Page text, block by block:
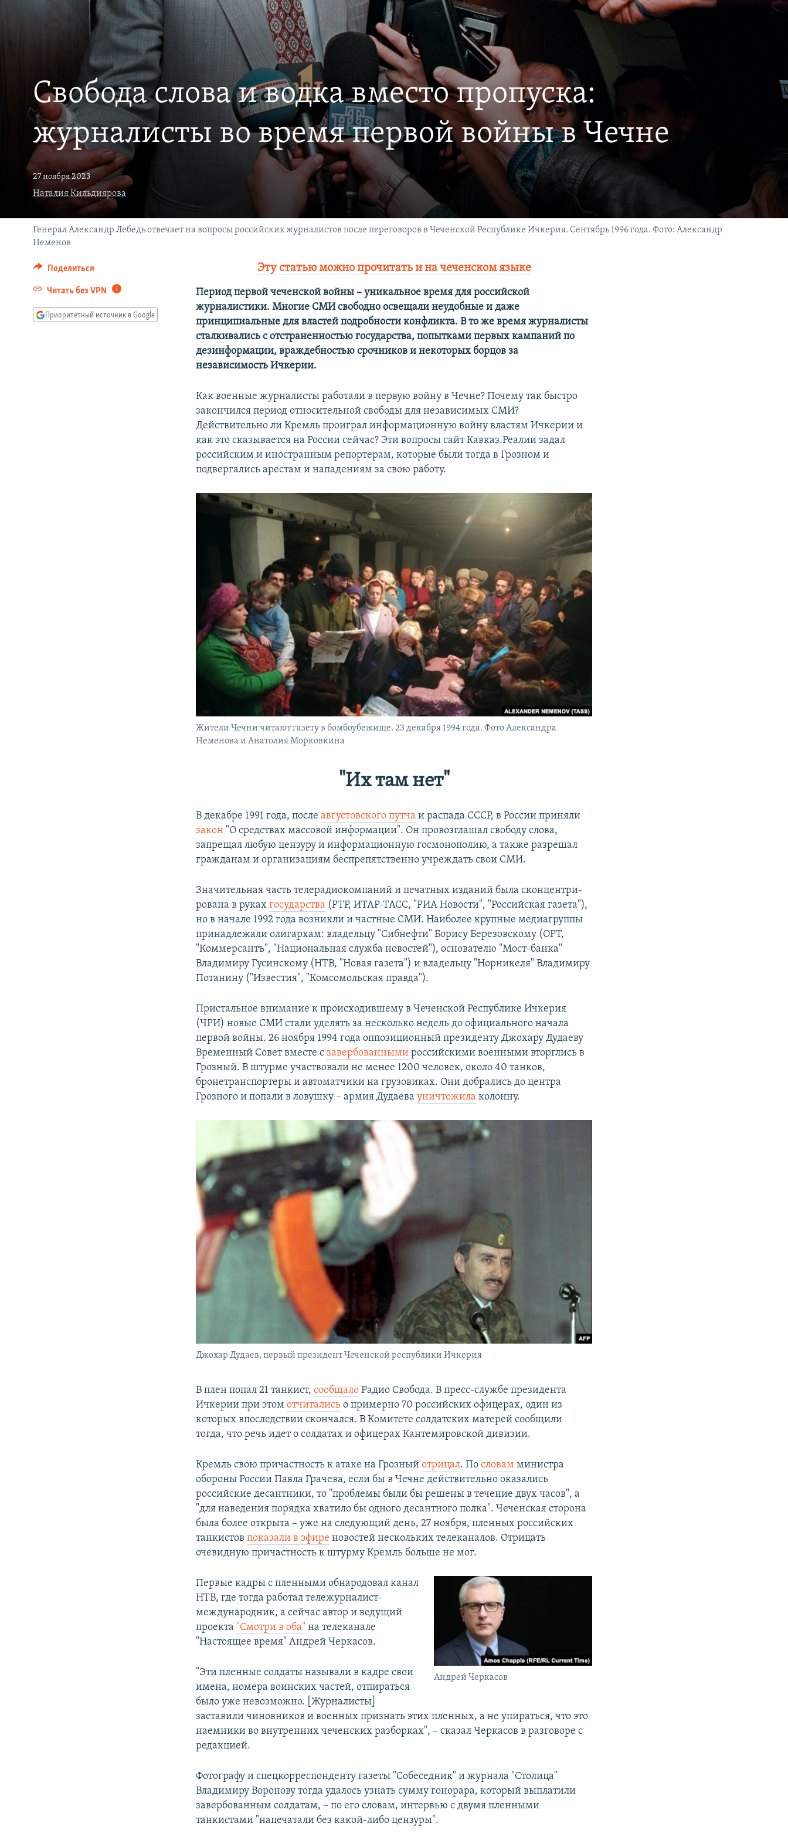
ПОДПИШИТЕСЬ НА РАССЫЛКУ
Свобода слова и водка вместо пропуска:
журналисты во время первой войны в Чечне
27 ноября 2023
Наталия Кильдиярова
Генерал Александр Лебедь отвечает на вопросы российских журналистов после переговоров в Чеченской Республике Ичкерия. Сентябрь 1996 года. Фото: Александр
Неменов
Поделиться
Читать без VPN
Приоритетный источник в Google
Эту статью можно прочитать и на чеченском языке
Период первой чеченской войны – уникальное время для российской
журналистики. Многие СМИ свободно освещали неудобные и даже
принципиальные для властей подробности конфликта. В то же время журналисты
сталкивались с отстраненностью государства, попытками первых кампаний по
дезинформации, враждебностью срочников и некоторых борцов за
независимость Ичкерии.
Как военные журналисты работали в первую войну в Чечне? Почему так быстро
закончился период относительной свободы для независимых СМИ?
Действительно ли Кремль проиграл информационную войну властям Ичкерии и
как это сказывается на России сейчас? Эти вопросы сайт Кавказ.Реалии задал
российским и иностранным репортерам, которые были тогда в Грозном и
подвергались арестам и нападениям за свою работу.
Жители Чечни читают газету в бомбоубежище. 23 декабря 1994 года. Фото Александра
Неменова и Анатолия Морковкина
"Их там нет"
В декабре 1991 года, после августовского путча и распада СССР, в России приняли
закон "О средствах массовой информации". Он провозглашал свободу слова,
запрещал любую цензуру и информационную госмонополию, а также разрешал
гражданам и организациям беспрепятственно учреждать свои СМИ.
Зна­чи­тель­ная часть те­ле­ра­диокомпаний и печатных изданий была скон­цен­три­
ро­ва­на в ру­ках го­су­дар­ст­ва (РТР, ИТАР-ТАСС, "РИА Но­вос­ти", "Рос­сий­ская га­зе­та"),
но в начале 1992 года возникли и частные СМИ. Наиболее крупные медиагруппы
принадлежали олигархам: владельцу "Сибнефти" Борису Березовскому (ОРТ,
"Коммерсантъ", "Национальная служба новостей"), основателю "Мост-банка"
Владимиру Гусинскому (НТВ, "Новая газета") и владельцу "Норникеля" Владимиру
Потанину ("Известия", "Комсомольская правда").
Пристальное внимание к происходившему в Чеченской Республике Ичкерия
(ЧРИ) новые СМИ стали уделять за несколько недель до официального начала
первой войны. 26 ноября 1994 года оппозиционный президенту Джохару Дудаеву
Временный Совет вместе с завербованными российскими военными вторглись в
Грозный. В штурме участвовали не менее 1200 человек, около 40 танков,
бронетранспортеры и автоматчики на грузовиках. Они добрались до центра
Грозного и попали в ловушку – армия Дудаева уничтожила колонну.
Джохар Дудаев, первый президент Чеченской республики Ичкерия
В плен попал 21 танкист, сообщало Радио Свобода. В пресс-службе президента
Ичкерии при этом отчитались о примерно 70 российских офицерах, один из
которых впоследствии скончался. В Комитете солдатских матерей сообщили
тогда, что речь идет о солдатах и офицерах Кантемировской дивизии.
Кремль свою причастность к атаке на Грозный отрицал. По словам министра
обороны России Павла Грачева, если бы в Чечне действительно оказались
российские десантники, то "проблемы были бы решены в течение двух часов", а
"для наведения порядка хватило бы одного десантного полка". Чеченская сторона
была более открыта – уже на следующий день, 27 ноября, пленных российских
танкистов показали в эфире новостей нескольких телеканалов. Отрицать
очевидную причастность к штурму Кремль больше не мог.
Андрей Черкасов
Первые кадры с пленными обнародовал канал
НТВ, где тогда работал тележурналист-
международник, а сейчас автор и ведущий
проекта "Смотри в оба" на телеканале
"Настоящее время" Андрей Черкасов.
"Эти пленные солдаты называли в кадре свои
имена, номера воинских частей, отпираться
было уже невозможно. [Журналисты]
заставили чиновников и военных признать этих пленных, а не упираться, что это
наемники во внутренних чеченских разборках", – сказал Черкасов в разговоре с
редакцией.
Фотографу и спецкорреспонденту газеты "Собеседник" и журнала "Столица"
Владимиру Воронову тогда удалось узнать сумму гонорара, который выплатили
завербованным солдатам, – по его словам, интервью с двумя пленными
танкистами "напечатали без какой-либо цензуры".